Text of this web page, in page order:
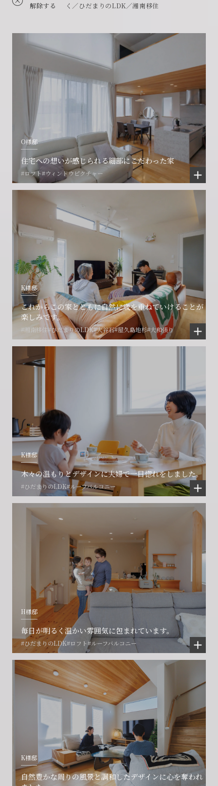
解除する く／ひだまりのLDK／湘南移住
O様邸
住宅への想いが感じられる細部にこだわった家
#ロフト#ウィンドウピクチャー
K様邸
これからこの家とともに自然に歳を重ねていけることが
楽しみです。
#湘南移住#ひだまりのLDK#大谷石#屋久島地杉#大和張り
K様邸
木々の温もりとデザインに夫婦で一目惚れをしました。
#ひだまりのLDK#ルーフバルコニー
H様邸
毎日が明るく温かい雰囲気に包まれています。
#ひだまりのLDK#ロフト#ルーフバルコニー
K様邸
自然豊かな周りの風景と調和したデザインに心を奪われ
会社に関することや物件についての
ご相談はこちら
賃貸物件入居者様の
お困りごとのご相談はこちら
土地の活用・賃貸経営に関する
ご相談はこちら